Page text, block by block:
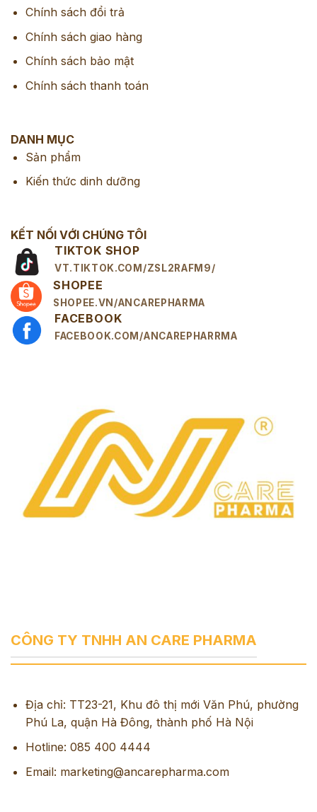
Chính sách đổi trả
Chính sách giao hàng
Chính sách bảo mật
Chính sách thanh toán
DANH MỤC
Sản phẩm
Kiến thức dinh dưỡng
KẾT NỐI VỚI CHÚNG TÔI
TIKTOK SHOP
VT.TIKTOK.COM/ZSL2RAFM9/
SHOPEE
SHOPEE.VN/ANCAREPHARMA
FACEBOOK
FACEBOOK.COM/ANCAREPHARRMA
CÔNG TY TNHH AN CARE PHARMA
Địa chỉ: TT23-21, Khu đô thị mới Văn Phú, phường
Phú La, quận Hà Đông, thành phố Hà Nội
Hotline: 085 400 4444
Email: marketing@ancarepharma.com